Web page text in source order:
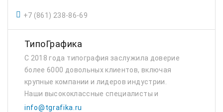
+7 (861) 238-86-69
ТипоГрафика
С 2018 года типография заслужила доверие
более 6000 довольных клиентов, включая
крупные компании и лидеров индустрии.
Наши высококлассные специалисты и
современное оборудование обеспечивают
info@tgrafika.ru